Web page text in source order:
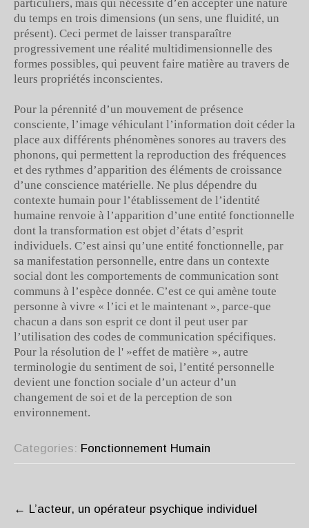
particuliers, mais qui nécessite d’en accepter une nature
du temps en trois dimensions (un sens, une fluidité, un
présent). Ceci permet de laisser transparaître
progressivement une réalité multidimensionnelle des
formes possibles, qui peuvent faire matière au travers de
leurs propriétés inconscientes.
Pour la pérennité d’un mouvement de présence
consciente, l’image véhiculant l’information doit céder la
place aux différents phénomènes sonores au travers des
phonons, qui permettent la reproduction des fréquences
et des rythmes d’apparition des éléments de croissance
d’une conscience matérielle. Ne plus dépendre du
contexte humain pour l’établissement de l’identité
humaine renvoie à l’apparition d’une entité fonctionnelle
dont la transformation est objet d’états d’esprit
individuels. C’est ainsi qu’une entité fonctionnelle, par
sa manifestation personnelle, entre dans un contexte
social dont les comportements de communication sont
communs à l’espèce donnée. C’est ce qui amène toute
personne à vivre « l’ici et le maintenant », parce-que
chacun a dans son esprit ce dont il peut user par
l’utilisation des codes de communication spécifiques.
Pour la résolution de l' »effet de matière », autre
terminologie du sentiment de soi, l’entité personnelle
devient une fonction sociale d’un acteur d’un
changement de soi et de la perception de son
environnement.
Categories: Fonctionnement Humain
NAVIGATION
← L’acteur, un opérateur psychique individuel